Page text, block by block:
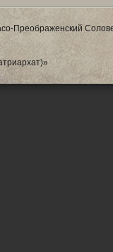
Преображенский